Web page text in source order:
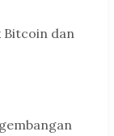
Bitcoin dan